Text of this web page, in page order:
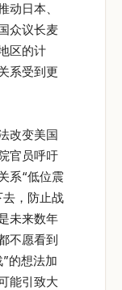
动日本、
众议长麦
区的计
系受到更
改变美国
官员呼吁
系“低位震
，防止战
未来数年
不愿看到
的想法加
能引致大